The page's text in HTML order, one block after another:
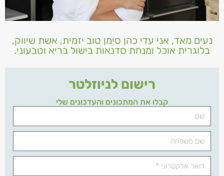
נעים מאד, אני עדי כהן סימן טוב יזמית, אשת שיווק,
בלוגרית אוכל ומנחת סדנאות בישול בריא וטבעוני.
רישום לניוזלטר
קבלו את המתכונים והעדכונים שלי